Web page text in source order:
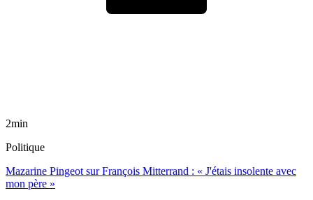
2min
Politique
Mazarine Pingeot sur François Mitterrand : « J'étais insolente avec
mon père »